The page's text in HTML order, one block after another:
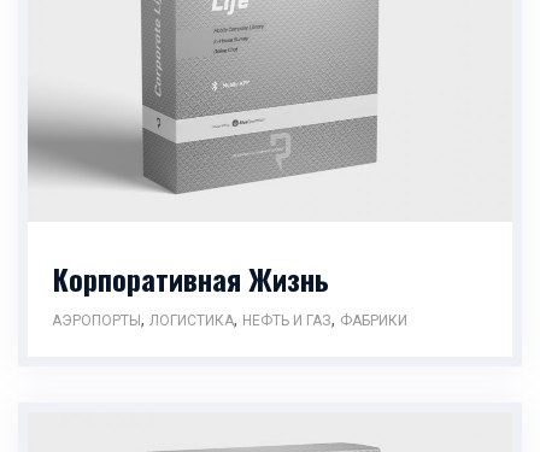
Корпоративная Жизнь
АЭРОПОРТЫ , ЛОГИСТИКА, НЕФТЬ И ГАЗ, ФАБРИКИ